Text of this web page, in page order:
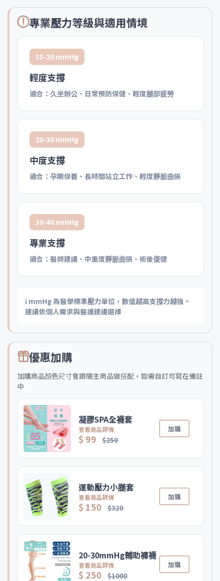
專業壓力等級與適用情境
15-20 mmHg
輕度支撐
適合：久坐辦公、日常預防保健、輕度腿部疲勞
20-30 mmHg
中度支撐
適合：孕期保養、長時間站立工作、輕度靜脈曲張
30-40 mmHg
專業支撐
適合：醫師建議、中重度靜脈曲張、術後復健
ℹ️ mmHg 為醫學標準壓力單位，數值越高支撐力越強。
建議依個人需求與醫護建議選擇
優惠加購
加購商品顏色尺寸會跟隨主商品做搭配，如需自訂可寫在備註
中
凝膠SPA全襪套
查看商品詳情
$ 99 $250
加購
運動壓力小腿套
查看商品詳情
$ 150 $320
加購
20-30mmHg輔助褲襪
查看商品詳情
$ 250 $1000
加購